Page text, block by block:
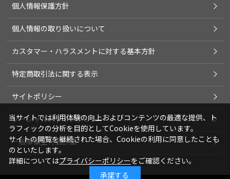
個人情報保護方針
個人情報の取り扱いについて
カスタマー・ハラスメントに対する基本方針
特定商取引法に関する表示
サイトポリシー
ソーシャルメディアポリシー
一般事業主行動計画
当サイトでは利用体験の向上およびコンテンツの最適な提供、ト
ラフィックの分析を目的としてCookieを使用しています。
サイトの閲覧を継続された場合、Cookieの利用に同意したことも
のといたします。
詳細についてはプライバシーポリシーをご確認ください。
承諾する